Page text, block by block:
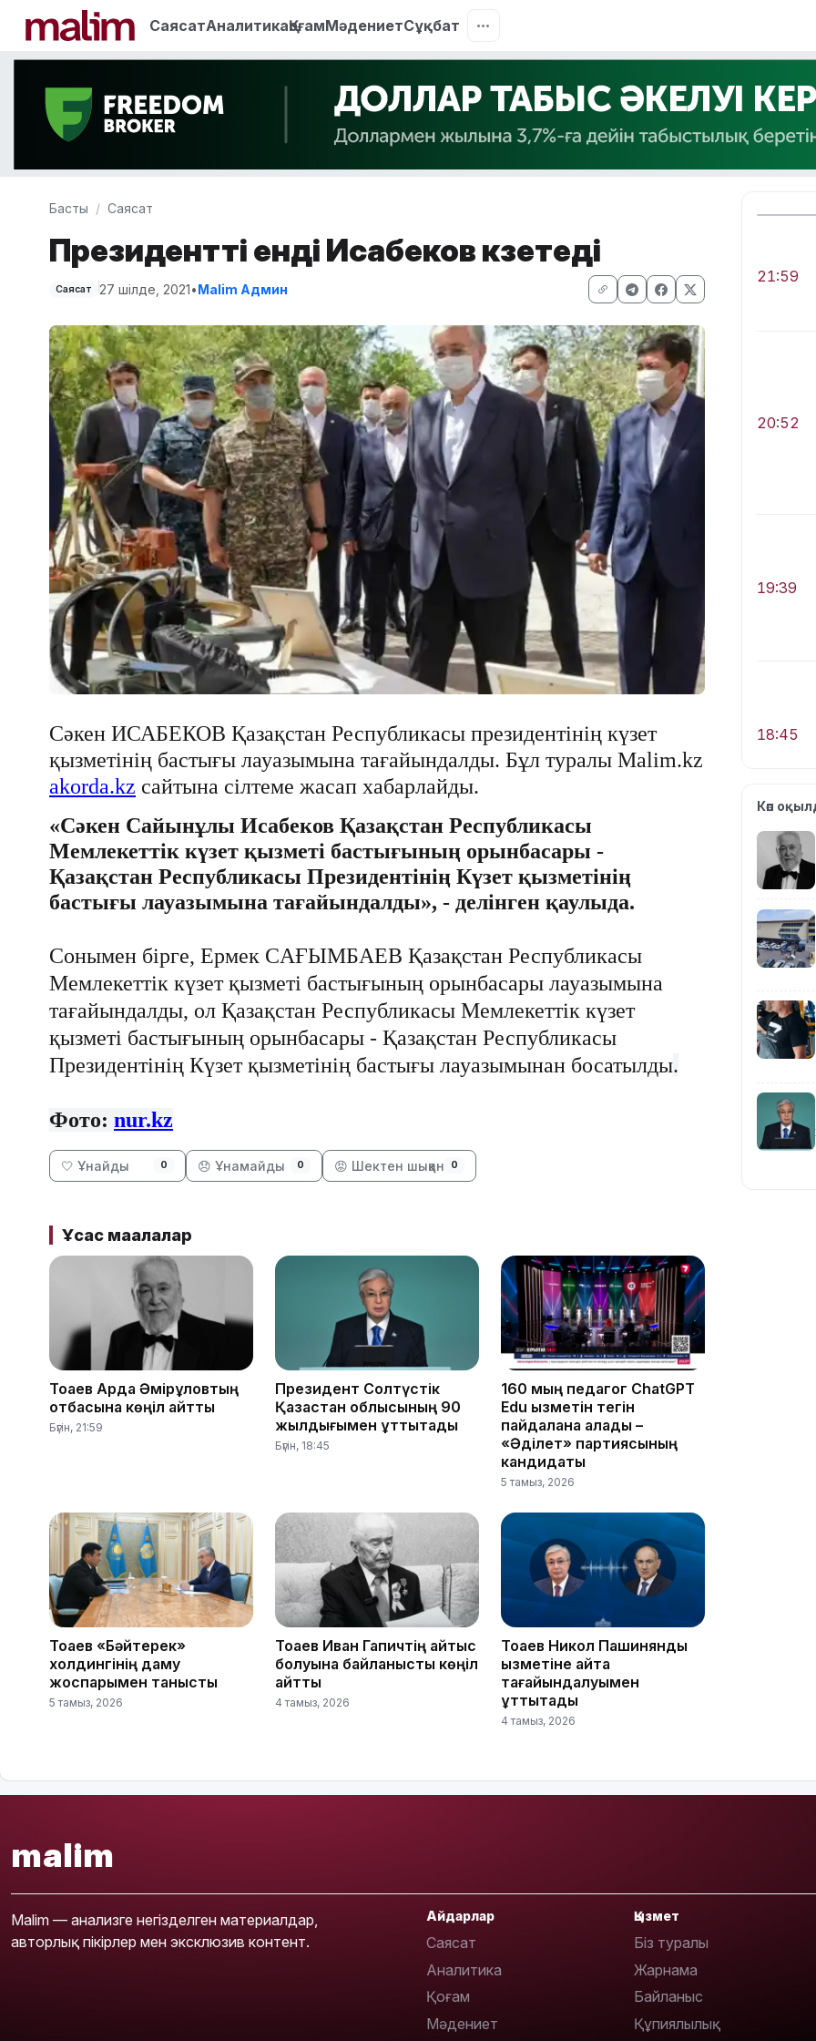
СаясатАналитикаҚоғамМәдениетСұқбат
Басты Саясат
Президентті енді Исабеков күзетеді
Саясат 27 шілде, 2021•Malim Админ
Cәкен ИСАБЕКОВ Қазақстан Республикасы президентінің күзет
қызметінің бастығы лауазымына тағайындалды. Бұл туралы Мalim.kz
akorda.kz сайтына сілтеме жасап хабарлайды.
«Сәкен Сайынұлы Исабеков Қазақстан Республикасы
Мемлекеттік күзет қызметі бастығының орынбасары -
Қазақстан Республикасы Президентінің Күзет қызметінің
бастығы лауазымына тағайындалды», - делінген қаулыда.
Сонымен бірге, Ермек САҒЫМБАЕВ Қазақстан Республикасы
Мемлекеттік күзет қызметі бастығының орынбасары лауазымына
тағайындалды, ол Қазақстан Республикасы Мемлекеттік күзет
қызметі бастығының орынбасары - Қазақстан Республикасы
Президентінің Күзет қызметінің бастығы лауазымынан босатылды.
Фото: nur.kz
🤍 Ұнайды 0 😞 Ұнамайды 0 😡 Шектен шыққан 0
Ұқсас мақалалар
Тоқаев Ардақ Әмірқұловтың
отбасына көңіл айтты
Бүгін, 21:59
Президент Солтүстік
Қазақстан облысының 90
жылдығымен құттықтады
Бүгін, 18:45
160 мың педагог ChatGPT
Edu қызметін тегін
пайдалана алады –
«Әділет» партиясының
кандидаты
5 тамыз, 2026
Тоқаев «Бәйтерек»
холдингінің даму
жоспарымен танысты
5 тамыз, 2026
Тоқаев Иван Гапичтің қайтыс
болуына байланысты көңіл
айтты
4 тамыз, 2026
Тоқаев Никол Пашинянды
қызметіне қайта
тағайындалуымен
құттықтады
4 тамыз, 2026
21:59
20:52
19:39
18:45
17:34
16:34
16:33
13:14
Көп
malim
Malim — анализге негізделген материалдар,
авторлық пікірлер мен эксклюзив контент.
Айдарлар
Саясат
Аналитика
Қоғам
Мәдениет
Қызмет
Біз туралы
Жарнама
Байланыс
Құпиялылық